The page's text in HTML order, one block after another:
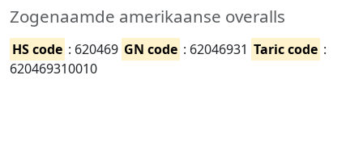
Zogenaamde amerikaanse overalls
HS code : 620469 GN code : 62046931 Taric code :
620469310010